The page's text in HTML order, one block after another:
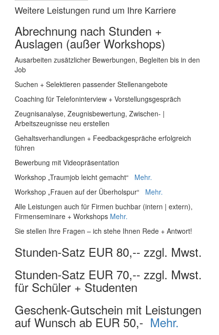
Weitere Leistungen rund um Ihre Karriere
Abrechnung nach Stunden +
Auslagen (außer Workshops)
Ausarbeiten zusätzlicher Bewerbungen, Begleiten bis in den
Job
Suchen + Selektieren passender Stellenangebote
Coaching für Telefoninterview + Vorstellungsgespräch
Zeugnisanalyse, Zeugnisbewertung, Zwischen- |
Arbeitszeugnisse neu erstellen
Gehaltsverhandlungen + Feedbackgespräche erfolgreich
führen
Bewerbung mit Videopräsentation
Workshop „Traumjob leicht gemacht“ Mehr.
Workshop „Frauen auf der Überholspur“ Mehr.
Alle Leistungen auch für Firmen buchbar (intern | extern),
Firmenseminare + Workshops Mehr.
Sie stellen Ihre Fragen – ich stehe Ihnen Rede + Antwort!
Stunden-Satz EUR 80,-- zzgl. Mwst.
Stunden-Satz EUR 70,-- zzgl. Mwst.
für Schüler + Studenten
Geschenk-Gutschein mit Leistungen
auf Wunsch ab EUR 50,- Mehr.